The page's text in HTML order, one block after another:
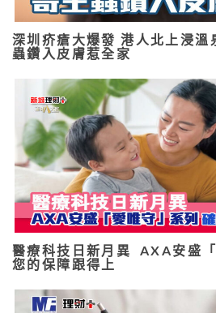
深圳疥瘡大爆發 港人北上浸溫
蟲鑽入皮膚惹全家
醫療科技日新月異 AXA安盛
您的保障跟得上